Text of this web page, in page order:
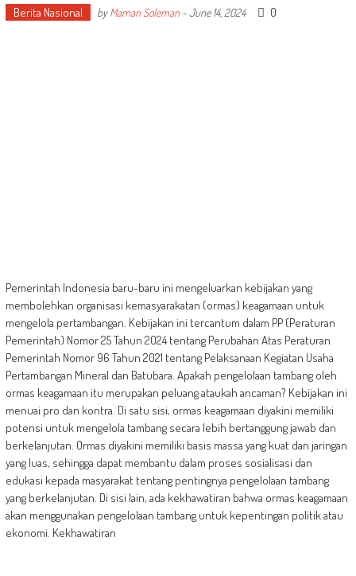
Berita Nasional byMaman Soleman-June 14, 2024 0
Pemerintah Indonesia baru-baru ini mengeluarkan kebijakan yang
membolehkan organisasi kemasyarakatan (ormas) keagamaan untuk
mengelola pertambangan. Kebijakan ini tercantum dalam PP (Peraturan
Pemerintah) Nomor 25 Tahun 2024 tentang Perubahan Atas Peraturan
Pemerintah Nomor 96 Tahun 2021 tentang Pelaksanaan Kegiatan Usaha
Pertambangan Mineral dan Batubara. Apakah pengelolaan tambang oleh
ormas keagamaan itu merupakan peluang ataukah ancaman? Kebijakan ini
menuai pro dan kontra. Di satu sisi, ormas keagamaan diyakini memiliki
potensi untuk mengelola tambang secara lebih bertanggung jawab dan
berkelanjutan. Ormas diyakini memiliki basis massa yang kuat dan jaringan
yang luas, sehingga dapat membantu dalam proses sosialisasi dan
edukasi kepada masyarakat tentang pentingnya pengelolaan tambang
yang berkelanjutan. Di sisi lain, ada kekhawatiran bahwa ormas keagamaan
akan menggunakan pengelolaan tambang untuk kepentingan politik atau
ekonomi. Kekhawatiran